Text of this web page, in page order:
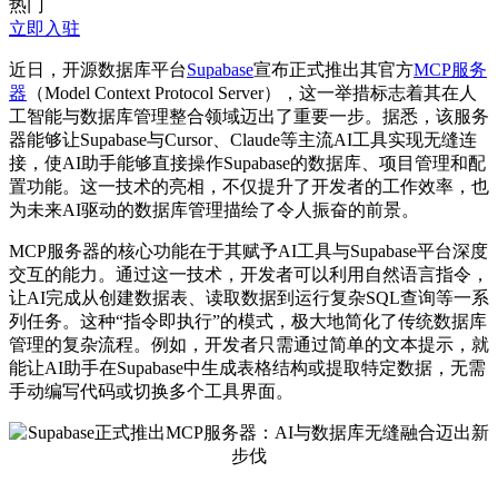
热门
立即入驻
近日，开源数据库平台Supabase宣布正式推出其官方MCP服务
器 （Model Context Protocol Server），这一举措标志着其在人
工智能与数据库管理整合领域迈出了重要一步。据悉，该服务
器能够让Supabase与Cursor、Claude等主流AI工具实现无缝连
接，使AI助手能够直接操作Supabase的数据库、项目管理和配
置功能。这一技术的亮相，不仅提升了开发者的工作效率，也
为未来AI驱动的数据库管理描绘了令人振奋的前景。
MCP服务器的核心功能在于其赋予AI工具与Supabase平台深度
交互的能力。通过这一技术，开发者可以利用自然语言指令，
让AI完成从创建数据表、读取数据到运行复杂SQL查询等一系
列任务。这种“指令即执行”的模式，极大地简化了传统数据库
管理的复杂流程。例如，开发者只需通过简单的文本提示，就
能让AI助手在Supabase中生成表格结构或提取特定数据，无需
手动编写代码或切换多个工具界面。